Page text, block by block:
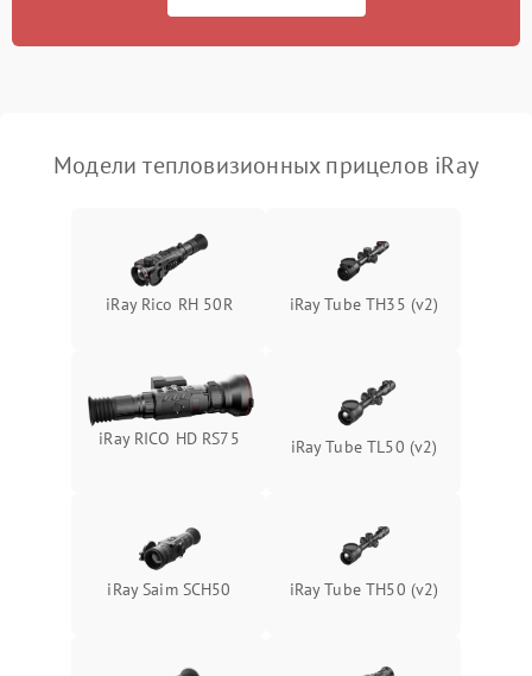
автоматического
1500 ₽ Подробнее →
Неисправность системы
защиты от
1500 ₽ Подробнее →
Неисправность системы
защиты от замыкания
Подробнее →
Поломка системы защиты
от перенапряжения
Подробнее →
Модели тепловизионных прицелов iRay
iRay Rico RH 50R iRay Tube TH35 (v2)
iRay RICO HD RS75 iRay Tube TL50 (v2)
iRay Saim SCH50 iRay Tube TH50 (v2)